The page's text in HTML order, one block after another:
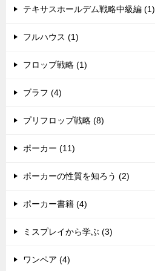
テキサスホールデム戦略中級編 (1)
フルハウス (1)
フロップ戦略 (1)
ブラフ (4)
プリフロップ戦略 (8)
ポーカー (11)
ポーカーの性質を知ろう (2)
ポーカー書籍 (4)
ミスプレイから学ぶ (3)
ワンペア (4)